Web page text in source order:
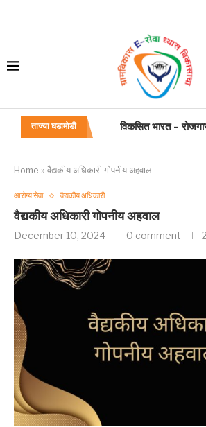
ताज्या घडामोडी
बांधकाम
Home » वैद्यकीय अधिकारी गोपनीय अहवाल
आरोग्य सेवा वैद्यकीय अधिकारी
वैद्यकीय अधिकारी गोपनीय अहवाल
December 10, 2024 0 comment